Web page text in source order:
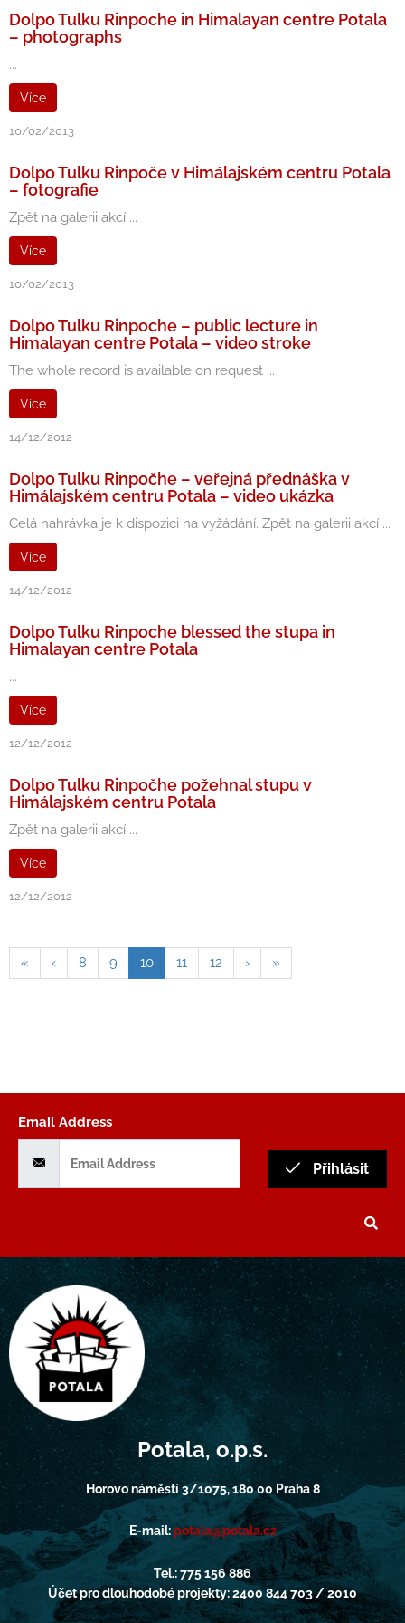
Dolpo Tulku Rinpoche in Himalayan centre Potala
– photographs
...
Více
10/02/2013
Dolpo Tulku Rinpoče v Himálajském centru Potala
– fotografie
Zpět na galerii akcí ...
Více
10/02/2013
Dolpo Tulku Rinpoche – public lecture in
Himalayan centre Potala – video stroke
The whole record is available on request ...
Více
14/12/2012
Dolpo Tulku Rinpočhe – veřejná přednáška v
Himálajském centru Potala – video ukázka
Celá nahrávka je k dispozici na vyžádání. Zpět na galerii akcí ...
Více
14/12/2012
Dolpo Tulku Rinpoche blessed the stupa in
Himalayan centre Potala
...
Více
12/12/2012
Dolpo Tulku Rinpočhe požehnal stupu v
Himálajském centru Potala
Zpět na galerii akcí ...
Více
12/12/2012
« ‹ 8 9 10 11 12 › »
Email Address
Přihlásit
Potala, o.p.s.
Horovo náměstí 3/1075, 180 00 Praha 8
E-mail:potala@potala.cz
Tel.: 775 156 886
Účet pro dlouhodobé projekty: 2400 844 703 / 2010